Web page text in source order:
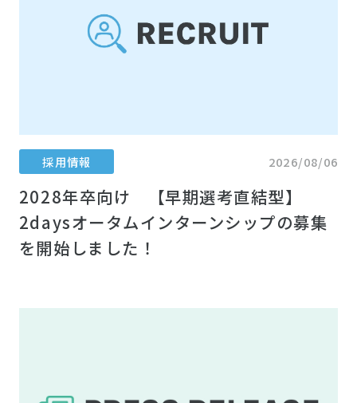
採用情報 2026/08/06
2028年卒向け 【早期選考直結型】
2daysオータムインターンシップの募集
を開始しました！